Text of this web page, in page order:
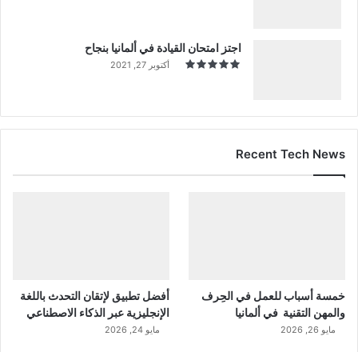
اجتز امتحان القيادة في ألمانيا بنجاح
أكتوبر 27, 2021
Recent Tech News
خمسة أسباب للعمل في الحِرف
والمهن التقنية في ألمانيا
مايو 26, 2026
أفضل تطبيق لإتقان التحدث باللغة
الإنجليزية عبر الذكاء الاصطناعي
مايو 24, 2026